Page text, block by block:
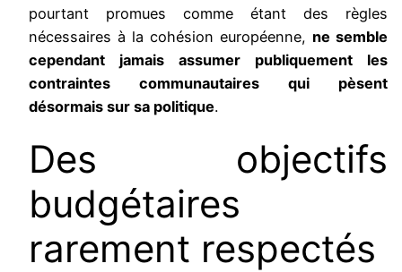
pourtant promues comme étant des règles
nécessaires à la cohésion européenne, ne semble
cependant jamais assumer publiquement les
contraintes communautaires qui pèsent
désormais sur sa politique.
Des objectifs
budgétaires
rarement respectés